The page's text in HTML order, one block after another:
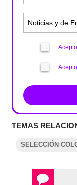
TEMAS
SELECCIÓN